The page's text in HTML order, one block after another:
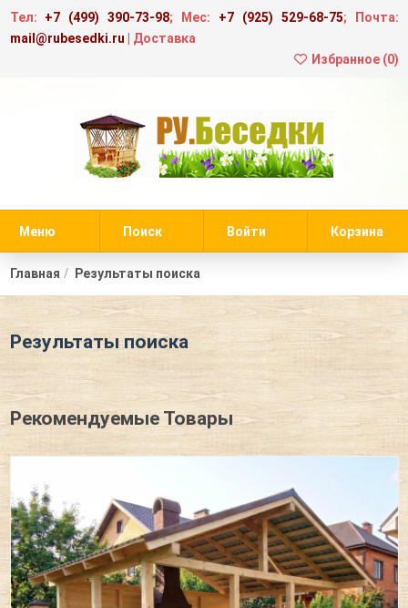
Тел: +7 (499) 390-73-98; Мес: +7 (925) 529-68-75; Почта:
mail@rubesedki.ru
Доставка
Избранное (0)
Меню Поиск Войти Корзина
Главная Результаты поиска
Результаты поиска
Рекомендуемые Товары